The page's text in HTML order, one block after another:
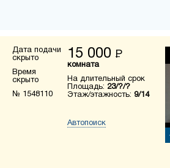
Дата подачи
скрыто
Время
скрыто
№ 1548110
15 000 Р
комната
На длительный срок
Площадь: 23/?/?
Этаж/этажность: 9/14
Автопоиск